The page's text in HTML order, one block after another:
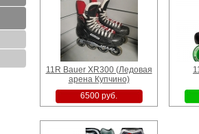
11R Bauer XR300 (Ледовая
арена Купчино)
6500 руб.